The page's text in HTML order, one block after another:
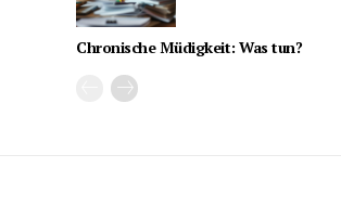
Chronische Müdigkeit: Was tun?